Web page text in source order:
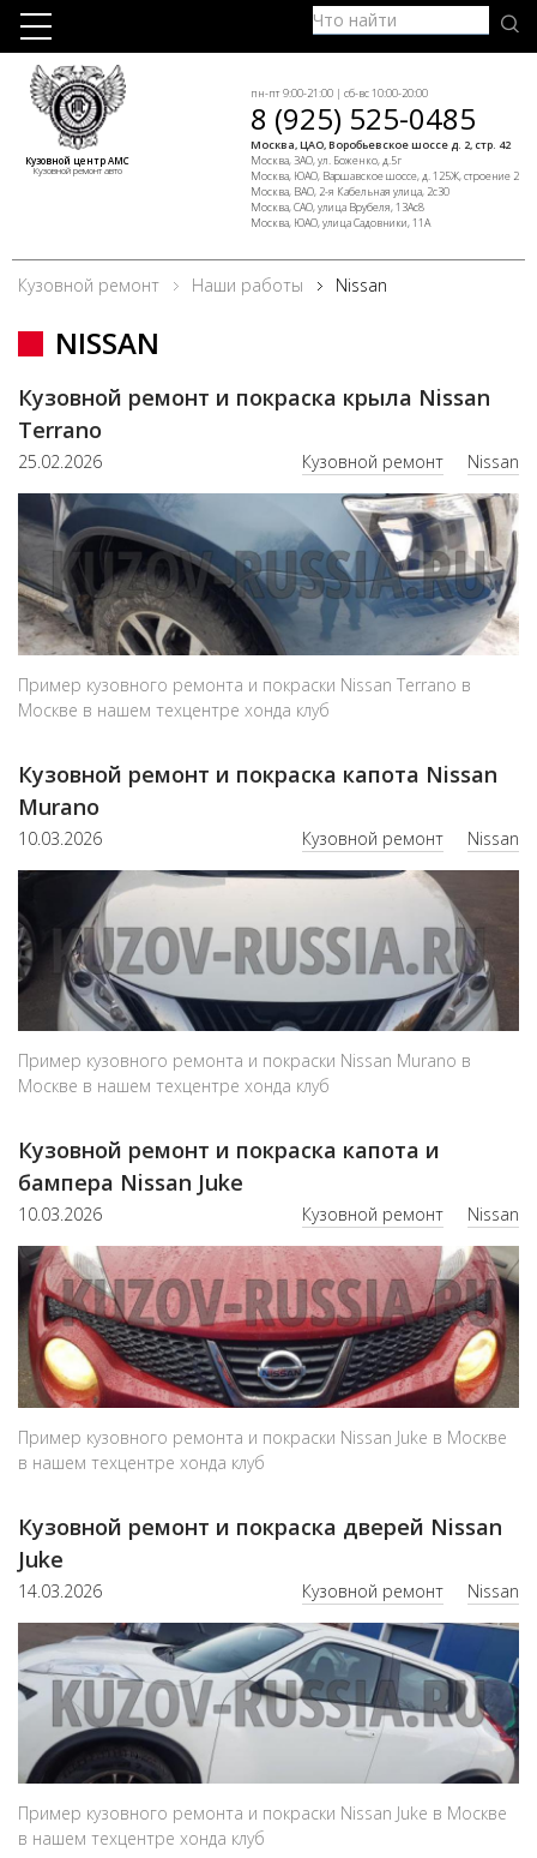
Кузовной центр АМС
Кузовной ремонт авто
пн-пт 9:00-21:00 | сб-вс 10:00-20:00
8 (925) 525-0485
Москва, ЦАО, Воробьевское шоссе д. 2, стр. 42
Москва, ЗАО, ул. Боженко, д.5г
Москва, ЮАО, Варшавское шоссе, д. 125Ж, строение 2
Москва, ВАО, 2-я Кабельная улица, 2с30
Москва, САО, улица Врубеля, 13Ас8
Москва, ЮАО, улица Садовники, 11А
Кузовной ремонт Наши работы Nissan
NISSAN
Кузовной ремонт и покраска крыла Nissan
Terrano
25.02.2026 Кузовной ремонт Nissan
Пример кузовного ремонта и покраски Nissan Terrano в
Москве в нашем техцентре хонда клуб
Кузовной ремонт и покраска капота Nissan
Murano
10.03.2026 Кузовной ремонт Nissan
Пример кузовного ремонта и покраски Nissan Murano в
Москве в нашем техцентре хонда клуб
Кузовной ремонт и покраска капота и
бампера Nissan Juke
10.03.2026 Кузовной ремонт Nissan
Пример кузовного ремонта и покраски Nissan Juke в Москве
в нашем техцентре хонда клуб
Кузовной ремонт и покраска дверей Nissan
Juke
14.03.2026 Кузовной ремонт Nissan
Пример кузовного ремонта и покраски Nissan Juke в Москве
в нашем техцентре хонда клуб